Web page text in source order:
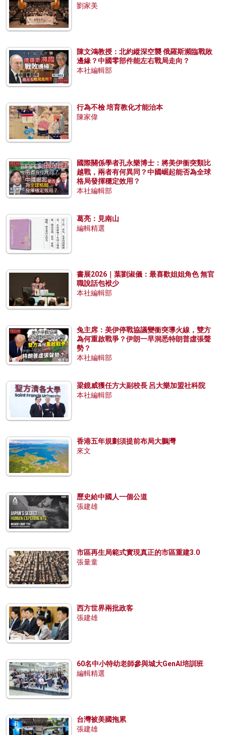
劉家美
陳文鴻教授：北約縱深空襲 俄羅斯瀕臨戰敗
邊緣？中國零部件能左右戰局走向？
本社編輯部
行為不檢 培育教化才能治本
陳家偉
國際關係學者孔永樂博士：將美伊衝突類比
越戰，兩者有何異同？中國崛起能否為全球
格局發揮穩定效用？
本社編輯部
葛亮：見南山
編輯精選
書展2026｜葉劉淑儀：最喜歡姐姐角色 無官
職說話包袱少
本社編輯部
兔主席：美伊停戰協議變衝突導火線，雙方
為何重啟戰爭？伊朗一早洞悉特朗普虛張聲
勢？
本社編輯部
梁鏡威獲任方大副校長 呂大樂加盟社科院
本社編輯部
香港五年規劃須提前布局大鵬灣
來文
歷史給中國人一個公道
張建雄
市區再生局範式實現真正的市區重建3.0
張量童
西方世界兩批政客
張建雄
60名中小特幼老師參與城大GenAI培訓班
編輯精選
台灣被美國拖累
張建雄